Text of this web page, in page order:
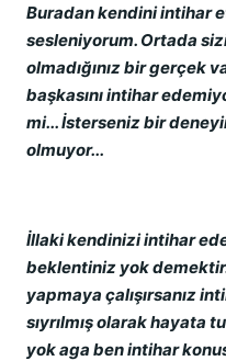
Buradan kendini intihar
sesleniyorum. Ortada
olmadığınız bir gerçek
başkasını intihar
mi... İsterseniz bir
olmuyor...
İllaki kendinizi intihar
beklentiniz yok
yapmaya çalışırsanız
sıyrılmış olarak hayata
yok aga ben intihar